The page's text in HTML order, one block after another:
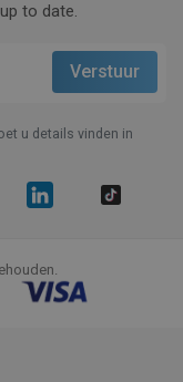
to date.
u details vinden in